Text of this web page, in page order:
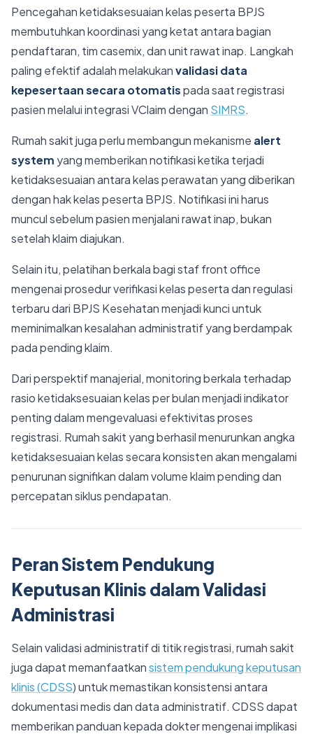
Pencegahan ketidaksesuaian kelas peserta BPJS
membutuhkan koordinasi yang ketat antara bagian
pendaftaran, tim casemix, dan unit rawat inap. Langkah
paling efektif adalah melakukanvalidasi data
kepesertaan secara otomatispada saat registrasi
pasien melalui integrasi VClaim dengan SIMRS.
Rumah sakit juga perlu membangun mekanisme alert
system yang memberikan notifikasi ketika terjadi
ketidaksesuaian antara kelas perawatan yang diberikan
dengan hak kelas peserta BPJS. Notifikasi ini harus
muncul sebelum pasien menjalani rawat inap, bukan
setelah klaim diajukan.
Selain itu, pelatihan berkala bagi staf front office
mengenai prosedur verifikasi kelas peserta dan regulasi
terbaru dari BPJS Kesehatan menjadi kunci untuk
meminimalkan kesalahan administratif yang berdampak
pada pending klaim.
Dari perspektif manajerial, monitoring berkala terhadap
rasio ketidaksesuaian kelas per bulan menjadi indikator
penting dalam mengevaluasi efektivitas proses
registrasi. Rumah sakit yang berhasil menurunkan angka
ketidaksesuaian kelas secara konsisten akan mengalami
penurunan signifikan dalam volume klaim pending dan
percepatan siklus pendapatan.
Peran Sistem Pendukung
Keputusan Klinis dalam Validasi
Administrasi
Selain validasi administratif di titik registrasi, rumah sakit
juga dapat memanfaatkansistem pendukung keputusan
klinis (CDSS) untuk memastikan konsistensi antara
dokumentasi medis dan data administratif. CDSS dapat
memberikan panduan kepada dokter mengenai implikasi